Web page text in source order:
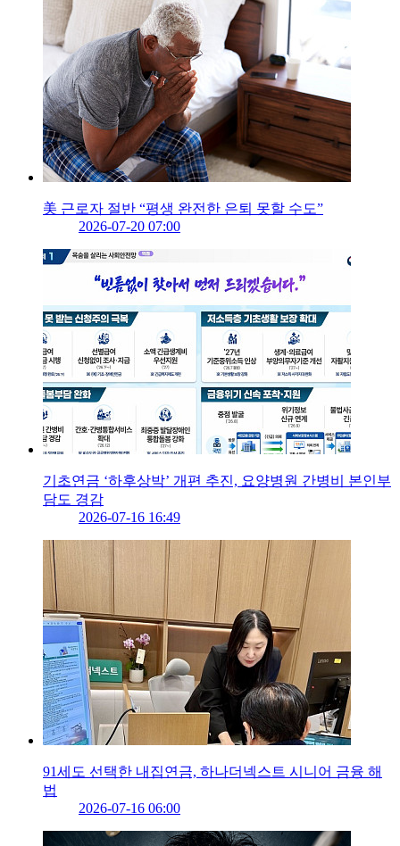
美 근로자 절반 “평생 완전한 은퇴 못할 수도”
2026-07-20 07:00
기초연금 ‘하후상박’ 개편 추진, 요양병원 간병비 본인부
담도 경감
2026-07-16 16:49
91세도 선택한 내집연금, 하나더넥스트 시니어 금융 해
법
2026-07-16 06:00